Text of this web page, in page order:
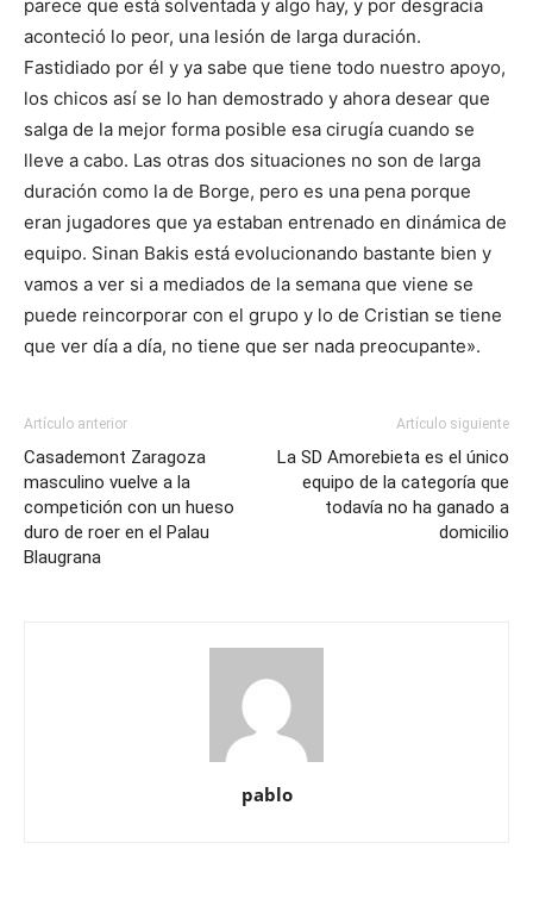
parece que está solventada y algo hay, y por desgracia
aconteció lo peor, una lesión de larga duración.
Fastidiado por él y ya sabe que tiene todo nuestro apoyo,
los chicos así se lo han demostrado y ahora desear que
salga de la mejor forma posible esa cirugía cuando se
lleve a cabo. Las otras dos situaciones no son de larga
duración como la de Borge, pero es una pena porque
eran jugadores que ya estaban entrenado en dinámica de
equipo. Sinan Bakis está evolucionando bastante bien y
vamos a ver si a mediados de la semana que viene se
puede reincorporar con el grupo y lo de Cristian se tiene
que ver día a día, no tiene que ser nada preocupante».
Artículo anterior
Casademont Zaragoza
masculino vuelve a la
competición con un hueso
duro de roer en el Palau
Blaugrana
Artículo siguiente
La SD Amorebieta es el único
equipo de la categoría que
todavía no ha ganado a
domicilio
pablo